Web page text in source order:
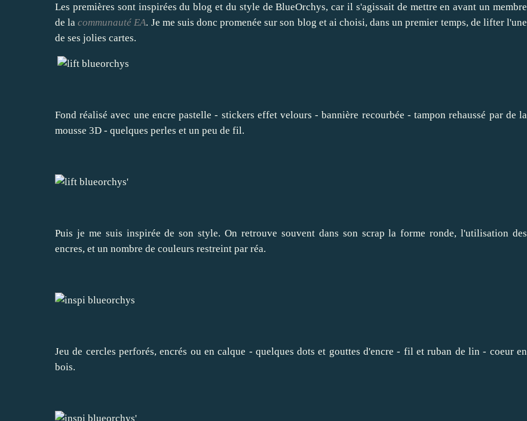
Les premières sont inspirées du blog et du style deBlueOrchys, car il s'agissait de mettre en avant un membre
de lacommunauté EA. Je me suis donc promenée sur son blog et ai choisi, dans un premier temps, de lifter l'une
de ses jolies cartes.
Fond réalisé avec une encre pastelle - stickers effet velours - bannière recourbée - tampon rehaussé par de la
mousse 3D - quelques perles et un peu de fil.
Puis je me suis inspirée de son style. On retrouve souvent dans son scrap la forme ronde, l'utilisation des
encres, et un nombre de couleurs restreint par réa.
Jeu de cercles perforés, encrés ou en calque - quelques dots et gouttes d'encre - fil et ruban de lin - coeur en
bois.